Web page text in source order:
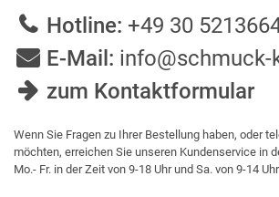
Hotline: +49 30
E-Mail: info@schmuck-
zum Kontaktformular
Wenn Sie Fragen zu Ihrer Bestellung haben, oder
möchten, erreichen Sie unseren Kundenservice in
Mo.- Fr. in der Zeit von 9-18 Uhr und Sa. von 9-14 Uhr